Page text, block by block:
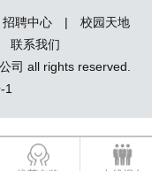
招聘中心 |
校园天地
联系我们
司 all rights reserved.
1